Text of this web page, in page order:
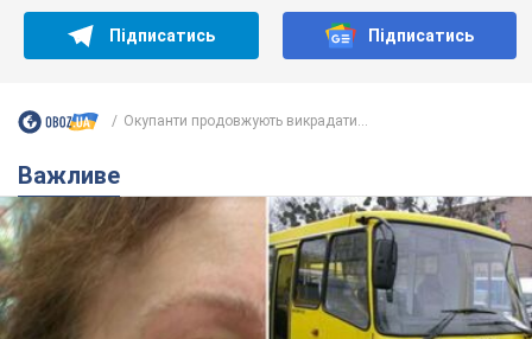
Підписатись Підписатись
Окупанти продовжують викрадати...
Важливе